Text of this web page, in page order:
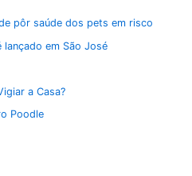
pôr saúde dos pets em risco
em São José
a Casa?
Poodle